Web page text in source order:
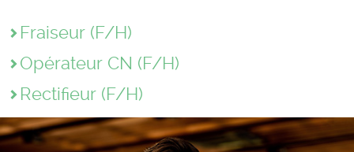
Fraiseur (F/H)
Opérateur CN (F/H)
Rectifieur (F/H)